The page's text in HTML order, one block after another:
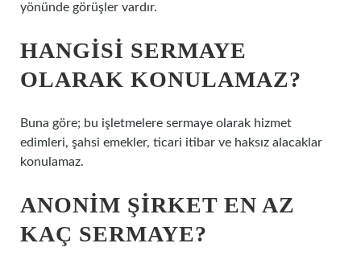
yönünde görüşler vardır.
HANGISI SERMAYE
OLARAK KONULAMAZ?
Buna göre; bu işletmelere sermaye olarak hizmet
edimleri, şahsi emekler, ticari itibar ve haksız alacaklar
konulamaz.
ANONIM ŞIRKET EN AZ
KAÇ SERMAYE?